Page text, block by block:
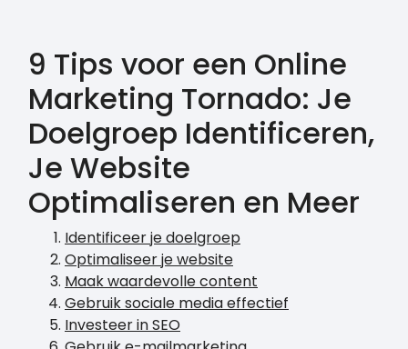
9 Tips voor een Online
Marketing Tornado: Je
Doelgroep Identificeren,
Je Website
Optimaliseren en Meer
Identificeer je doelgroep
Optimaliseer je website
Maak waardevolle content
Gebruik sociale media effectief
Investeer in SEO